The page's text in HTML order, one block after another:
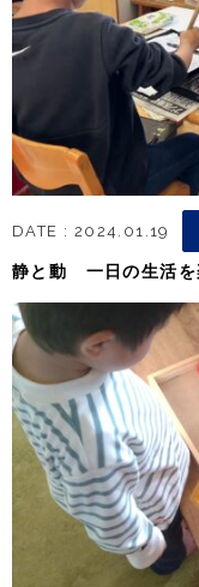
DATE : 2024.01.19
静と動 一日の生活